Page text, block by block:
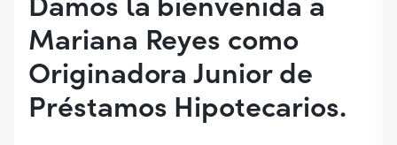
Mariana Reyes como
Originadora Junior de
Préstamos Hipotecarios.